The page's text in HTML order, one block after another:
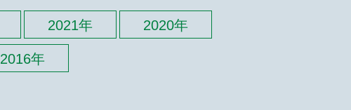
2021年 2020年
2016年